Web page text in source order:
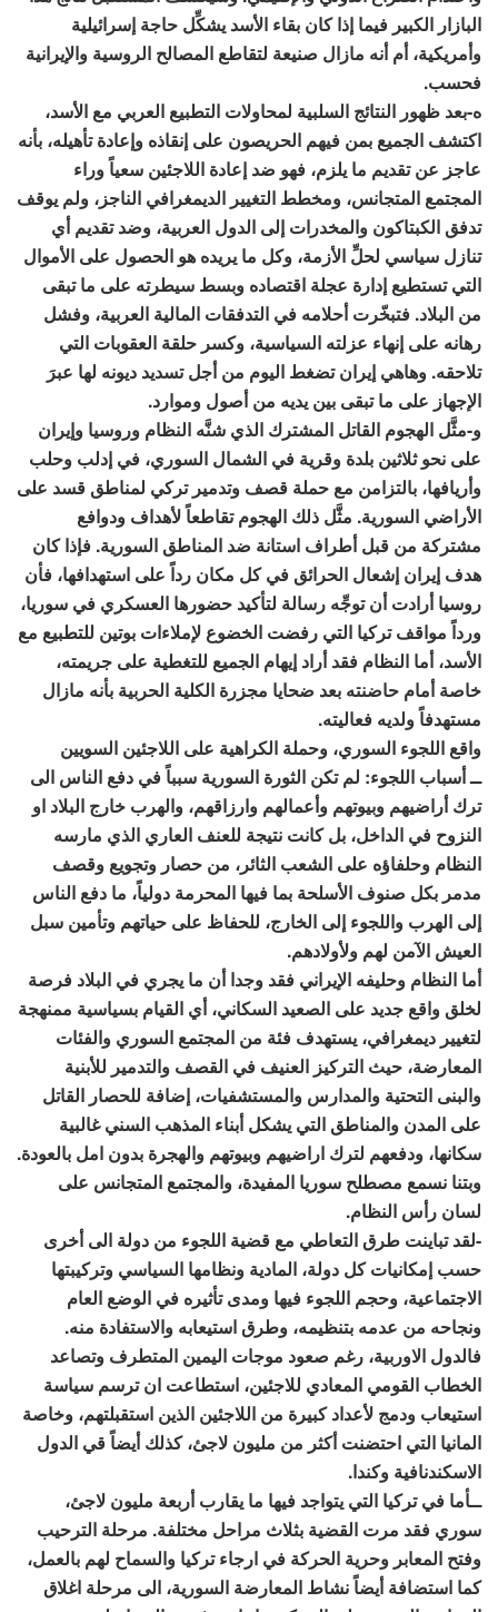
البازار الكبير فيما إذا كان بقاء الأسد يشكِّل حاجة إسرائيلية
وأمريكية، أم أنه مازال صنيعة لتقاطع المصالح الروسية والإيرانية
فحسب.
ه-بعد ظهور النتائج السلبية لمحاولات التطبيع العربي مع الأسد،
اكتشف الجميع بمن فيهم الحريصون على إنقاذه وإعادة تأهيله، بأنه
عاجز عن تقديم ما يلزم، فهو ضد إعادة اللاجئين سعياً وراء
المجتمع المتجانس، ومخطط التغيير الديمغرافي الناجز، ولم يوقف
تدفق الكبتاكون والمخدرات إلى الدول العربية، وضد تقديم أي
تنازل سياسي لحلِّ الأزمة، وكل ما يريده هو الحصول على الأموال
التي تستطيع إدارة عجلة اقتصاده وبسط سيطرته على ما تبقى
من البلاد. فتبخّرت أحلامه في التدفقات المالية العربية، وفشل
رهانه على إنهاء عزلته السياسية، وكسر حلقة العقوبات التي
تلاحقه. وهاهي إيران تضغط اليوم من أجل تسديد ديونه لها عبرَ
الإجهاز على ما تبقى بين يديه من أصول وموارد.
و-مثَّل الهجوم القاتل المشترك الذي شنَّه النظام وروسيا وإيران
على نحو ثلاثين بلدة وقرية في الشمال السوري، في إدلب وحلب
وأريافها، بالتزامن مع حملة قصف وتدمير تركي لمناطق قسد على
الأراضي السورية. مثَّل ذلك الهجوم تقاطعاً لأهداف ودوافع
مشتركة من قبل أطراف استانة ضد المناطق السورية. فإذا كان
هدف إيران إشعال الحرائق في كل مكان رداً على استهدافها، فأن
روسيا أرادت أن توجِّه رسالة لتأكيد حضورها العسكري في سوريا،
ورداً مواقف تركيا التي رفضت الخضوع لإملاءات بوتين للتطبيع مع
الأسد، أما النظام فقد أراد إيهام الجميع للتغطية على جريمته،
خاصة أمام حاضنته بعد ضحايا مجزرة الكلية الحربية بأنه مازال
مستهدفاً ولديه فعاليته.
واقع اللجوء السوري، وحملة الكراهية على اللاجئين السويين
ــ أسباب اللجوء: لم تكن الثورة السورية سبباً في دفع الناس الى
ترك أراضيهم وبيوتهم وأعمالهم وارزاقهم، والهرب خارج البلاد او
النزوح في الداخل، بل كانت نتيجة للعنف العاري الذي مارسه
النظام وحلفاؤه على الشعب الثائر، من حصار وتجويع وقصف
مدمر بكل صنوف الأسلحة بما فيها المحرمة دولياً، ما دفع الناس
إلى الهرب واللجوء إلى الخارج، للحفاظ على حياتهم وتأمين سبل
العيش الآمن لهم ولأولادهم.
أما النظام وحليفه الإيراني فقد وجدا أن ما يجري في البلاد فرصة
لخلق واقع جديد على الصعيد السكاني، أي القيام بسياسية ممنهجة
لتغيير ديمغرافي، يستهدف فئة من المجتمع السوري والفئات
المعارضة، حيث التركيز العنيف في القصف والتدمير للأبنية
والبنى التحتية والمدارس والمستشفيات، إضافة للحصار القاتل
على المدن والمناطق التي يشكل أبناء المذهب السني غالبية
سكانها، ودفعهم لترك اراضيهم وبيوتهم والهجرة بدون امل بالعودة.
وبتنا نسمع مصطلح سوريا المفيدة، والمجتمع المتجانس على
لسان رأس النظام.
-لقد تباينت طرق التعاطي مع قضية اللجوء من دولة الى أخرى
حسب إمكانيات كل دولة، المادية ونظامها السياسي وتركيبتها
الاجتماعية، وحجم اللجوء فيها ومدى تأثيره في الوضع العام
ونجاحه من عدمه بتنظيمه، وطرق استيعابه والاستفادة منه.
فالدول الاوربية، رغم صعود موجات اليمين المتطرف وتصاعد
الخطاب القومي المعادي للاجئين، استطاعت ان ترسم سياسة
استيعاب ودمج لأعداد كبيرة من اللاجئين الذين استقبلتهم، وخاصة
المانيا التي احتضنت أكثر من مليون لاجئ، كذلك أيضاً قي الدول
الاسكندنافية وكندا.
ــأما في تركيا التي يتواجد فيها ما يقارب أربعة مليون لاجئ،
سوري فقد مرت القضية بثلاث مراحل مختلفة. مرحلة الترحيب
وفتح المعابر وحرية الحركة في ارجاء تركيا والسماح لهم بالعمل،
كما استضافة أيضاً نشاط المعارضة السورية، الى مرحلة اغلاق